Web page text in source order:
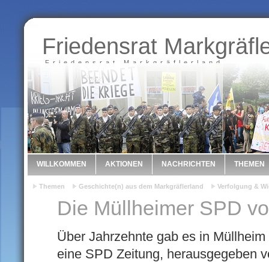
Friedensrat
Friedensrat Markgräflerland
WILLKOMMEN AKTIONEN NACHRICHTEN THEMEN
Themen Geschichte(n) aus dem Markgräflerland Verfolgung &
Die Müllheimer SPD
Über Jahrzehnte gab es in
eine SPD Zeitung, herausgegeben